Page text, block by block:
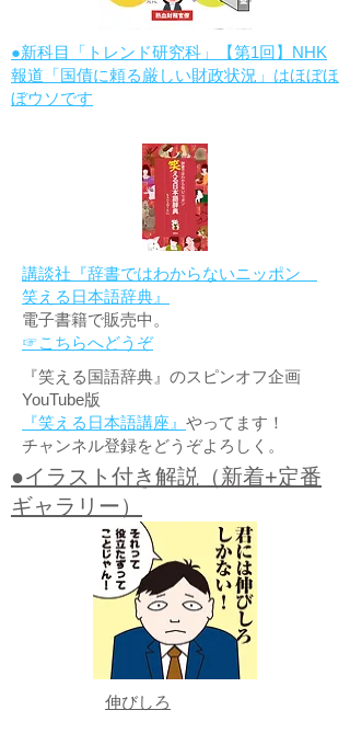
●新科目「トレンド研究科」【第1回】NHK
報道「国債に頼る厳しい財政状況」はほぼほ
ぼウソです
講談社『辞書ではわからないニッポン
笑える日本語辞典』
電子書籍で販売中。
☞こちらへどうぞ
『笑える国語辞典』のスピンオフ企画
YouTube版
『笑える日本語講座』 やってます！
チャンネル登録をどうぞよろしく。
●イラスト付き解説（新着+定番
ギャラリー）
伸びしろ